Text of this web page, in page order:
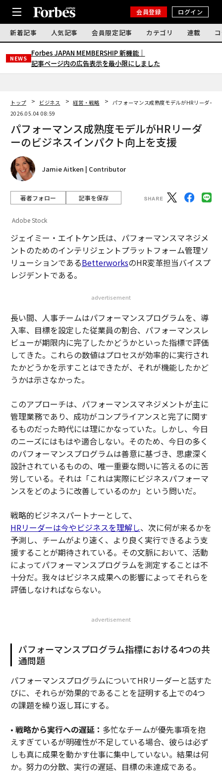
会員登録 ログイン
新着記事 人気記事 会員限定記事 カテゴリ 連載
NEWS
Forbes JAPAN MEMBERSHIP 新機能｜
記事ページ内の広告表示を最小限にしました
トップ ビジネス 経営・戦略
パフォーマンス成熟度モデルがHRリーダー
2026.05.04 08:59
パフォーマンス成熟度モデルがHRリーダ
ーのビジネスインパクト向上を支援
Jamie Aitken | Contributor
著者フォロー 記事を保存
Adobe Stock
ジェイミー・エイトケン氏は、パフォーマンスマネジメ
ントのためのインテリジェントプラットフォーム管理ソ
リューションであるBetterworksのHR変革担当バイスプ
レジデントである。
advertisement
長い間、人事チームはパフォーマンスプログラムを、導
入率、目標を設定した従業員の割合、パフォーマンスレ
ビューが期限内に完了したかどうかといった指標で評価
してきた。これらの数値はプロセスが効率的に実行され
たかどうかを示すことはできたが、それが機能したかど
うかは示さなかった。
このアプローチは、パフォーマンスマネジメントが主に
管理業務であり、成功がコンプライアンスと完了に関す
るものだった時代には理にかなっていた。しかし、今日
のニーズにはもはや適合しない。そのため、今日の多く
のパフォーマンスプログラムは善意に基づき、思慮深く
設計されているものの、唯一重要な問いに答えるのに苦
労している。それは「これは実際にビジネスパフォーマ
ンスをどのように改善しているのか」という問いだ。
戦略的ビジネスパートナーとして、
HRリーダーは今やビジネスを理解し、次に何が来るかを
予測し、チームがより速く、より良く実行できるよう支
援することが期待されている。その文脈において、活動
によってパフォーマンスプログラムを測定することは不
十分だ。我々はビジネス成果への影響によってそれらを
評価しなければならない。
advertisement
パフォーマンスプログラム指標における4つの共
通問題
パフォーマンスプログラムについてHRリーダーと話すた
びに、それらが効果的であることを証明する上での4つ
の課題を繰り返し耳にする。
• 戦略から実行への遅延： 多忙なチームが優先事項を抱
えすぎているが明確性が不足している場合、彼らは必ず
しも真に成果を動かす仕事に集中していない。結果は何
か。努力の分散、実行の遅延、目標の未達成である。